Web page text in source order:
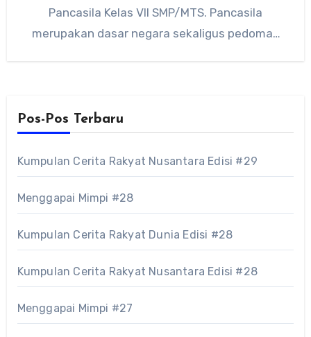
Pancasila Kelas VII SMP/MTS. Pancasila
merupakan dasar negara sekaligus pedoman
Pos-Pos Terbaru
Kumpulan Cerita Rakyat Nusantara Edisi #29
Menggapai Mimpi #28
Kumpulan Cerita Rakyat Dunia Edisi #28
Kumpulan Cerita Rakyat Nusantara Edisi #28
Menggapai Mimpi #27